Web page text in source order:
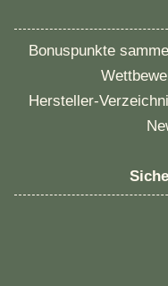
Bonuspunkte
Hersteller-